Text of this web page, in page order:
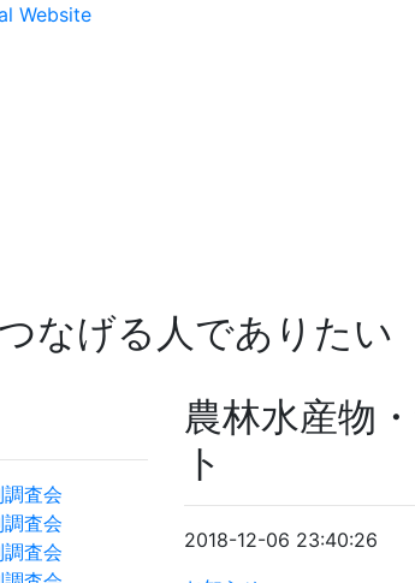
Website
なげる人でありたい
査会
査会
査会
農林水産物
ト
2018-12-06 23:40:26